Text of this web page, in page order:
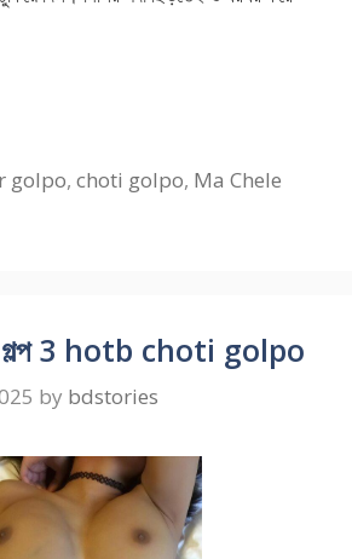
golpo,choti golpo, Ma Chele
গল্প 3 hotb choti golpo
by bdstories